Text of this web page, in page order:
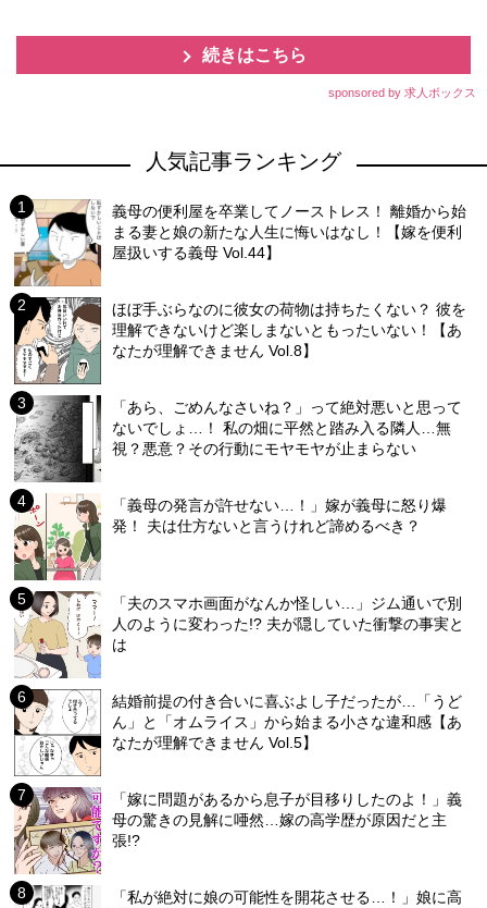
続きはこちら
sponsored by 求人ボックス
人気記事ランキング
義母の便利屋を卒業してノーストレス！ 離婚から始
まる妻と娘の新たな人生に悔いはなし！【嫁を便利
屋扱いする義母 Vol.44】
ほぼ手ぶらなのに彼女の荷物は持ちたくない？ 彼を
理解できないけど楽しまないともったいない！【あ
なたが理解できません Vol.8】
「あら、ごめんなさいね？」って絶対悪いと思って
ないでしょ…！ 私の畑に平然と踏み入る隣人…無
視？悪意？その行動にモヤモヤが止まらない
「義母の発言が許せない…！」嫁が義母に怒り爆
発！ 夫は仕方ないと言うけれど諦めるべき？
「夫のスマホ画面がなんか怪しい…」ジム通いで別
人のように変わった!? 夫が隠していた衝撃の事実と
は
結婚前提の付き合いに喜ぶよし子だったが…「うど
ん」と「オムライス」から始まる小さな違和感【あ
なたが理解できません Vol.5】
「嫁に問題があるから息子が目移りしたのよ！」義
母の驚きの見解に唖然…嫁の高学歴が原因だと主
張!?
「私が絶対に娘の可能性を開花させる…！」娘に高